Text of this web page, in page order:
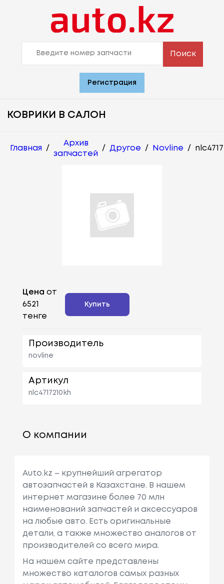
Поиск
Регистрация
КОВРИКИ В САЛОН
Главная /
Архив
запчастей
/ Другое / Novline /
Цена от
6521
тенге
Купить
Производитель
novline
Артикул
nlc4717210kh
О компании
Auto.kz – крупнейший агрегатор
автозапчастей в Казахстане. В нашем
интернет магазине более 70 млн
наименований запчастей и аксессуаров
на любые авто. Есть оригинальные
детали, а также множество аналогов от
производителей со всего мира.
На нашем сайте представлены
множество каталогов самых разных